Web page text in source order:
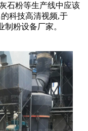
石粉等生产线中应该
科技高清视频,于
制粉设备厂家。